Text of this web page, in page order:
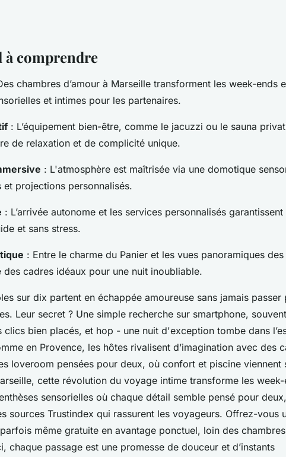
pour
comprendre
chambres d’amour à Marseille transforment les week-ends
et intimes pour les partenaires.
: L’équipement bien-être, comme le jacuzzi ou le sauna
de relaxation et de complicité unique.
: L'atmosphère est maîtrisée via une domotique
et projections personnalisés.
: L’arrivée autonome et les services personnalisés garantissent
et sans stress.
: Entre le charme du Panier et les vues panoramiques des
des cadres idéaux pour une nuit inoubliable.
sur dix partent en échappée amoureuse sans jamais passer
Leur secret ? Une simple recherche sur smartphone,
clics bien placés, et hop - une nuit d'exception tombe dans
en Provence, les hôtes rivalisent d’imagination avec des
loveroom pensées pour deux, où confort et piscine viennent
cette révolution du voyage intime transforme les
sensorielles où chaque détail semble pensé pour
sources Trustindex qui rassurent les voyageurs. Offrez-vous
même gratuite en avantage ponctuel, loin des chambres
chaque passage est une promesse de douceur et d’instants